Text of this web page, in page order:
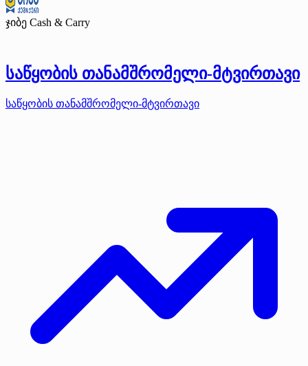
ჯიბე Cash & Carry
საწყობის თანამშრომელი-მტვირთავი
საწყობის თანამშრომელი-მტვირთავი